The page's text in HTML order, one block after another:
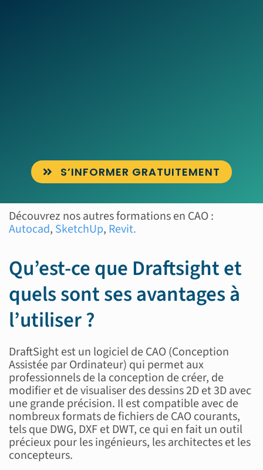
S’INFORMER GRATUITEMENT
Découvrez nos autres formations en CAO :
Autocad, SketchUp, Revit.
Qu’est-ce que Draftsight et
quels sont ses avantages à
l’utiliser ?
DraftSight est un logiciel de CAO (Conception
Assistée par Ordinateur) qui permet aux
professionnels de la conception de créer, de
modifier et de visualiser des dessins 2D et 3D avec
une grande précision. Il est compatible avec de
nombreux formats de fichiers de CAO courants,
tels que DWG, DXF et DWT, ce qui en fait un outil
précieux pour les ingénieurs, les architectes et les
concepteurs.